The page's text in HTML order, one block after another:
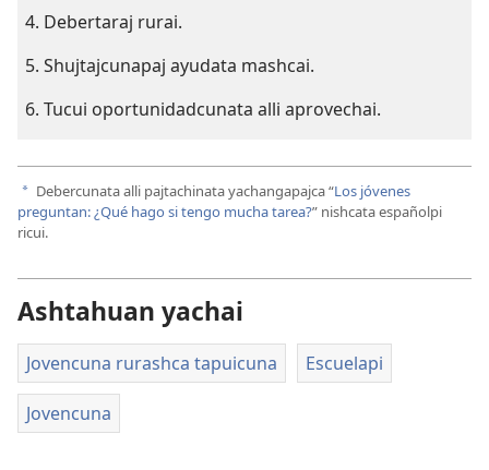
Debertaraj rurai.
Shujtajcunapaj ayudata mashcai.
Tucui oportunidadcunata alli aprovechai.
a Debercunata alli pajtachinata yachangapajca “Los jóvenes
preguntan: ¿Qué hago si tengo mucha tarea?” nishcata españolpi
ricui.
Ashtahuan yachai
Jovencuna rurashca tapuicuna Escuelapi
Jovencuna